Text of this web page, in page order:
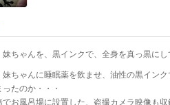
ちゃんを、黒インクで、全身を真っ黒にし
ちゃんに睡眠薬を飲ませ、油性の黒イン
たのか・・・
お風呂場に設置した、盗撮カメラ映像も収